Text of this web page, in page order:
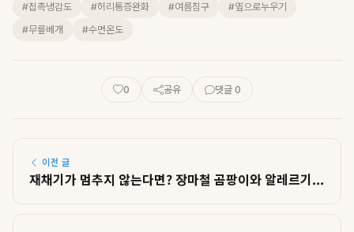
#접촉냉감도
#허리통증완화 #여름침구
#옆으로누우기
#무릎베개
#수면온도
0 공유 댓글 0
이전 글
재채기가 멈추지 않는다면? 장마철 곰팡이와 알레르기...